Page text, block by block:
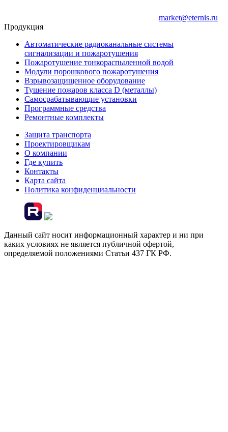
market@eternis.ru
Продукция
Автоматические радиоканальные системы
сигнализации и пожаротушения
Пожаротушение тонкораспыленной водой
Модули порошкового пожаротушения
Взрывозащищенное оборудование
Тушение пожаров класса D (металлы)
Самосрабатывающие установки
Программные средства
Ремонтные комплекты
Защита транспорта
Проектировщикам
О компании
Где купить
Контакты
Карта сайта
Политика конфиденциальности
Данный сайт носит информационный характер и ни при
каких условиях не является публичной офертой,
определяемой положениями Статьи 437 ГК РФ.